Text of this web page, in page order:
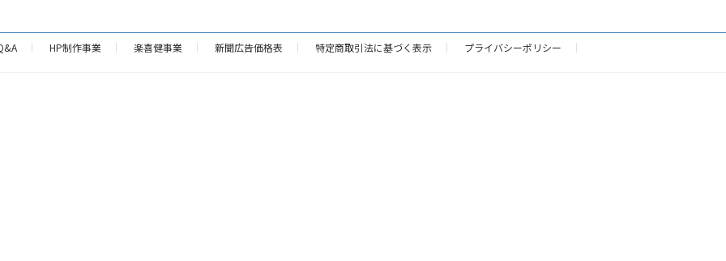
HP制作事業 楽喜健事業 新聞広告価格表 特定商取引法に基づく表示 プライバシーポリシー